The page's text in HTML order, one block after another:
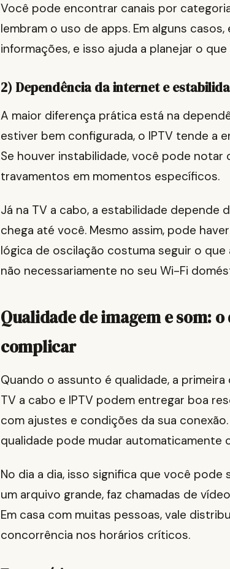
Você pode encontrar canais por
lembram o uso de apps. Em alguns
informações, e isso ajuda a planejar o que
2) Dependência da internet e
A maior diferença prática está na
estiver bem configurada, o IPTV tende a
Se houver instabilidade, você pode notar
travamentos em momentos específicos.
Já na TV a cabo, a estabilidade depende
chega até você. Mesmo assim, pode
lógica de oscilação costuma seguir o
não necessariamente no seu Wi-Fi
Qualidade de imagem e som:
complicar
Quando o assunto é qualidade, a
TV a cabo e IPTV podem entregar boa
com ajustes e condições da sua conexão.
qualidade pode mudar automaticamente
No dia a dia, isso significa que você
um arquivo grande, faz chamadas de
Em casa com muitas pessoas, vale
concorrência nos horários críticos.